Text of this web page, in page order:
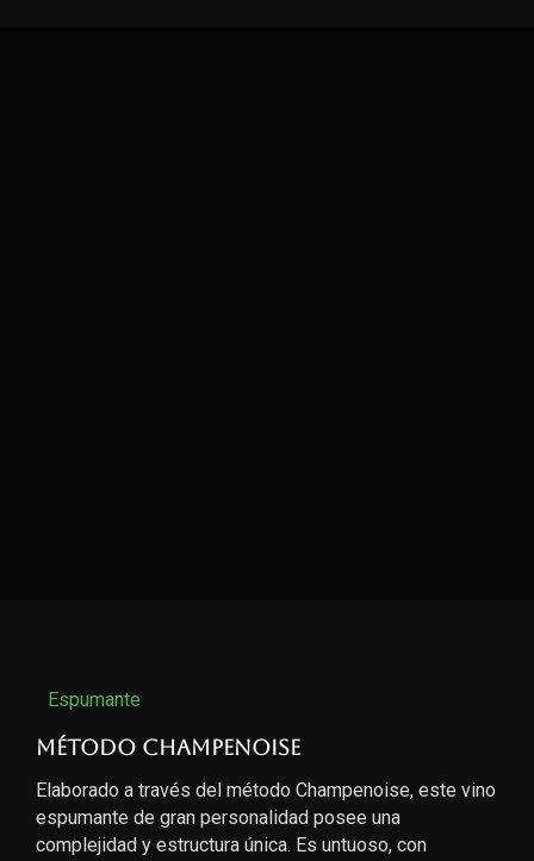
Espumante
Método Champenoise
Elaborado a través del método Champenoise, este vino
espumante de gran personalidad posee una
complejidad y estructura única. Es untuoso, con